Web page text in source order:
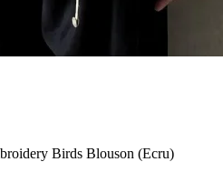
Birds Blouson (Ecru)